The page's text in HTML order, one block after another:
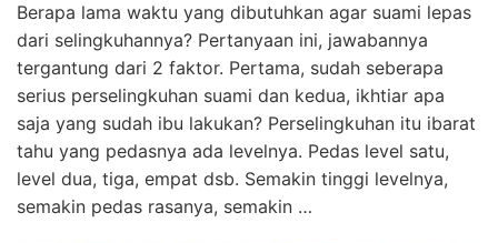
Berapa lama waktu yang dibutuhkan agar suami lepas
dari selingkuhannya? Pertanyaan ini, jawabannya
tergantung dari 2 faktor. Pertama, sudah seberapa
serius perselingkuhan suami dan kedua, ikhtiar apa
saja yang sudah ibu lakukan? Perselingkuhan itu ibarat
tahu yang pedasnya ada levelnya. Pedas level satu,
level dua, tiga, empat dsb. Semakin tinggi levelnya,
semakin pedas rasanya, semakin …